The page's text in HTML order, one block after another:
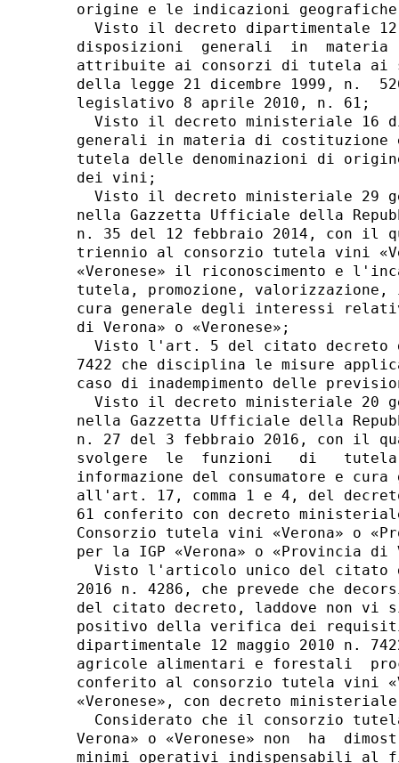
origine e le indicazioni
Visto il decreto dipartimentale
disposizioni  generali  in
attribuite ai consorzi di tutela ai
della legge 21 dicembre 1999, n.
legislativo 8 aprile 2010, n. 61;
Visto il decreto ministeriale 16
generali in materia di costituzione
tutela delle denominazioni di
dei vini;
Visto il decreto ministeriale 29
nella Gazzetta Ufficiale della
n. 35 del 12 febbraio 2014, con
triennio al consorzio tutela vini
«Veronese» il riconoscimento e
tutela, promozione, valorizzazione,
cura generale degli interessi
di Verona» o «Veronese»;
Visto l'art. 5 del citato decreto
7422 che disciplina le misure
caso di inadempimento delle
Visto il decreto ministeriale 20
nella Gazzetta Ufficiale della
n. 27 del 3 febbraio 2016, con il
svolgere  le  funzioni   di
informazione del consumatore e
all'art. 17, comma 1 e 4, del
61 conferito con decreto
Consorzio tutela vini «Verona» o
per la IGP «Verona» o «Provincia di
Visto l'articolo unico del citato
2016 n. 4286, che prevede che
del citato decreto, laddove non vi
positivo della verifica dei
dipartimentale 12 maggio 2010 n.
agricole alimentari e forestali
conferito al consorzio tutela vini
«Veronese», con decreto
Considerato che il consorzio
Verona» o «Veronese» non  ha
minimi operativi indispensabili